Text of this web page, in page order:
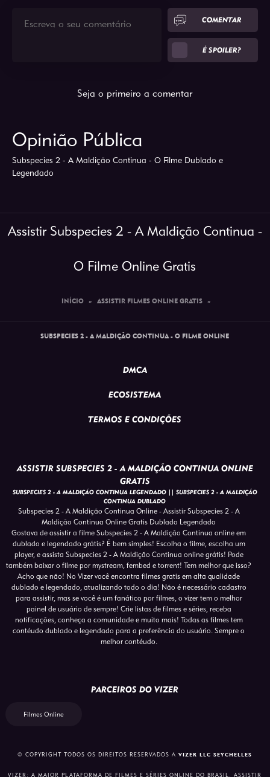
COMENTAR
É SPOILER?
Seja o primeiro a comentar
Opinião Pública
Subspecies 2 - A Maldição Continua - O Filme Dublado e
Legendado
Assistir Subspecies 2 - A Maldição Continua -
O Filme Online Gratis
INÍCIO » ASSISTIR FILMES ONLINE GRATIS »
SUBSPECIES 2 - A MALDIÇÃO CONTINUA - O FILME ONLINE
DMCA
ECOSISTEMA
TERMOS E CONDIÇÕES
ASSISTIR SUBSPECIES 2 - A MALDIÇÃO CONTINUA ONLINE
GRATIS
SUBSPECIES 2 - A MALDIÇÃO CONTINUA LEGENDADO || SUBSPECIES 2 - A MALDIÇÃO
CONTINUA DUBLADO
Subspecies 2 - A Maldição Continua Online - Assistir Subspecies 2 - A
Maldição Continua Online Gratis Dublado Legendado
Gostava de assistir a filme Subspecies 2 - A Maldição Continua online em
dublado e legendado grátis? É bem simples! Escolha o filme, escolha um
player, e assista Subspecies 2 - A Maldição Continua online grátis! Pode
também baixar o filme por mystream, fembed e torrent! Tem melhor que isso?
Acho que não! No Vizer você encontra filmes gratis em alta qualidade
dublado e legendado, atualizando todo o dia! Não é necessário cadastro
para assistir, mas se você é um fanático por filmes, o vizer tem o melhor
painel de usuário de sempre! Crie listas de filmes e séries, receba
notificações, conheça a comunidade e muito mais! Todas as filmes tem
contéudo dublado e legendado para a preferência do usuário. Sempre o
melhor contéudo.
PARCEIROS DO VIZER
Filmes Online
© COPYRIGHT TODOS OS DIREITOS RESERVADOS AVIZER LLC SEYCHELLES
VIZER: A MAIOR PLATAFORMA DE FILMES E SÉRIES ONLINE DO BRASIL. ASSISTIR